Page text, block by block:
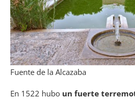
Fuente de la Alcazaba
En 1522 hubo un fuerte